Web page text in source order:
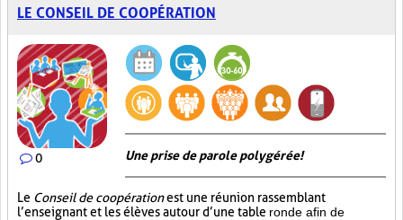
LE CONSEIL DE COOPÉRATION
0 Une prise de parole polygérée!
Le Conseil de coopérationest une réunion rassemblant
l’enseignant et les élèves autour d’une table ronde afin de